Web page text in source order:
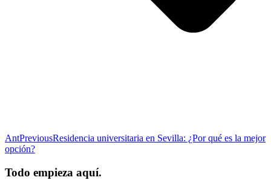
AntPreviousResidencia universitaria en Sevilla: ¿Por qué es la mejor
opción?
Todo empieza aquí.